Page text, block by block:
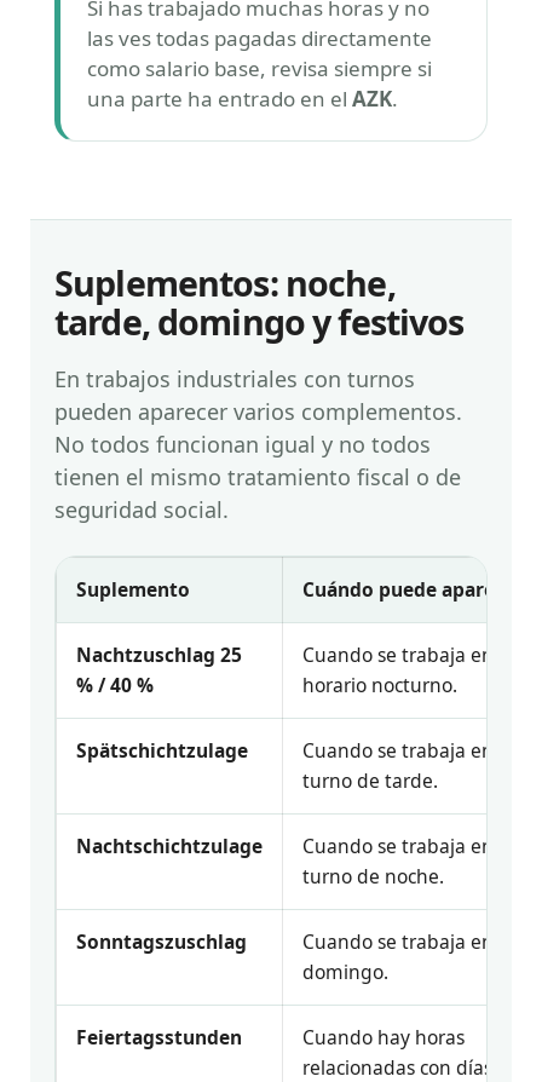
Si has trabajado muchas horas y no
las ves todas pagadas directamente
como salario base, revisa siempre si
una parte ha entrado en el AZK.
Suplementos: noche,
tarde, domingo y festivos
En trabajos industriales con turnos
pueden aparecer varios complementos.
No todos funcionan igual y no todos
tienen el mismo tratamiento fiscal o de
seguridad social.
Suplemento Cuándo puede aparecer
Nachtzuschlag 25
% / 40 %
Cuando se trabaja en
horario nocturno.
Spätschichtzulage
Cuando se trabaja en
turno de tarde.
Nachtschichtzulage
Cuando se trabaja en
turno de noche.
Sonntagszuschlag
Cuando se trabaja en
domingo.
Feiertagsstunden
Cuando hay horas
relacionadas con días